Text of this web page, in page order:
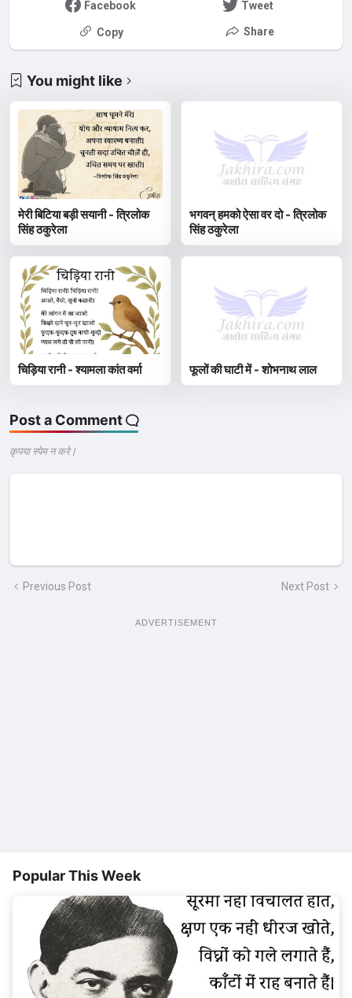
Facebook Tweet
Copy Share
You might like
मेरी बिटिया बड़ी सयानी - त्रिलोक
सिंह ठकुरेला
भगवन् हमको ऐसा वर दो - त्रिलोक
सिंह ठकुरेला
चिड़िया रानी - श्यामला कांत वर्मा फूलों की घाटी में - शोभनाथ लाल
Post a Comment
कृपया स्पेम न करे |
Previous Post Next Post
ADVERTISEMENT
Popular This Week